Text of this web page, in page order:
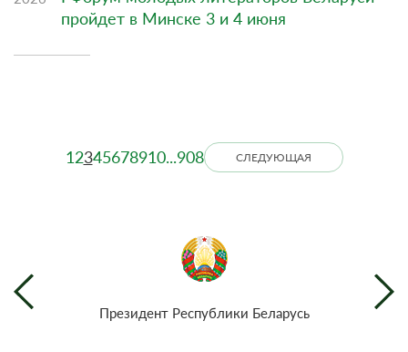
пройдет в Минске 3 и 4 июня
12345678910...908 СЛЕДУЮЩАЯ
Президент Республики Беларусь